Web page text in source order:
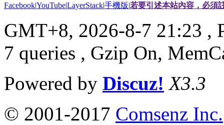
Facebook|YouTube|LayerStack|手機版|若要引述本站內容，必須
GMT+8, 2026-8-7 21:23 ,
7 queries , Gzip On,
Powered by Discuz! X3.3
© 2001-2017 Comsenz Inc.